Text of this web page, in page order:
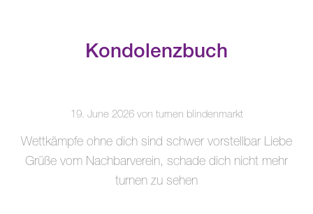
Kondolenzbuch
19. June 2026 von turnen blindenmarkt
Wettkämpfe ohne dich sind schwer vorstellbar Liebe
Grüße vom Nachbarverein, schade dich nicht mehr
turnen zu sehen